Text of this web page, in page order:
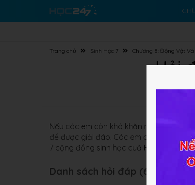
Trang chủ Sinh Học 7 Chương 8: Động Vật
Hỏi
Nếu các em còn khó khăn nào về các
để được giải đáp. Các em có thể đặt
7 cộng đồng sinh học cuả HOC247 sẽ
Danh sách hỏi đáp (68 câu):